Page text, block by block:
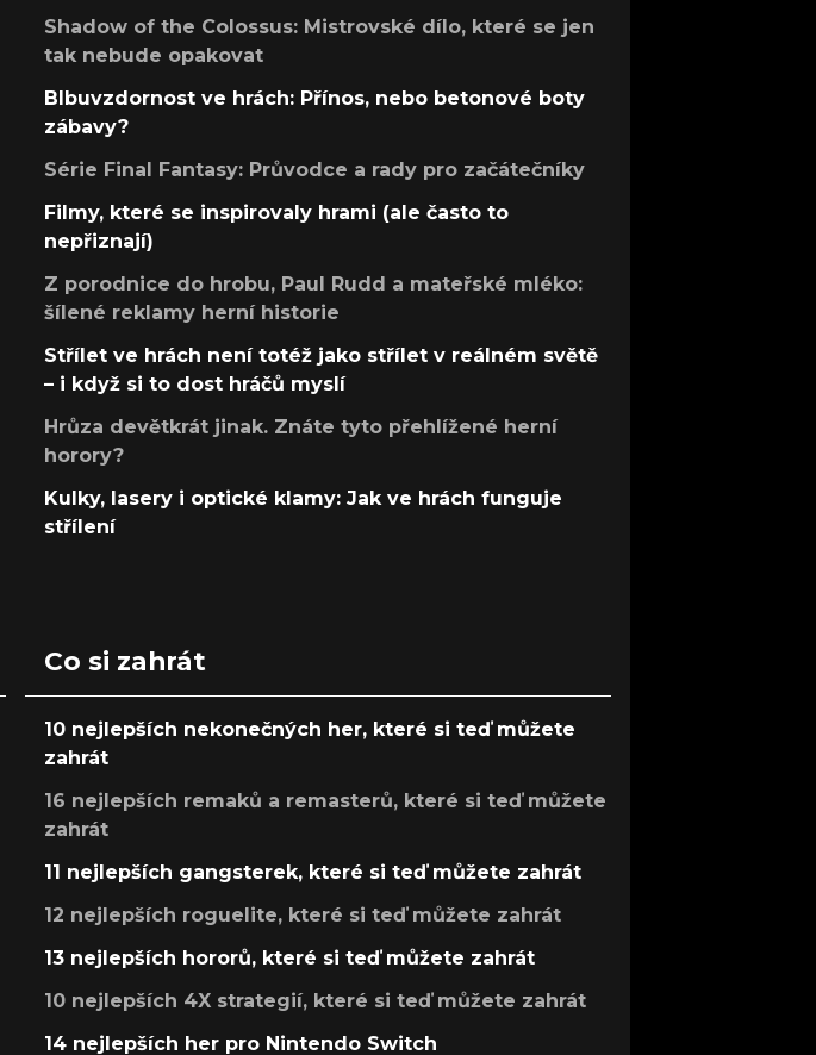
Shadow of the Colossus: Mistrovské dílo, které se jen
tak nebude opakovat
Blbuvzdornost ve hrách: Přínos, nebo betonové boty
zábavy?
Série Final Fantasy: Průvodce a rady pro začátečníky
Filmy, které se inspirovaly hrami (ale často to
nepřiznají)
Z porodnice do hrobu, Paul Rudd a mateřské mléko:
šílené reklamy herní historie
Střílet ve hrách není totéž jako střílet v reálném světě
– i když si to dost hráčů myslí
Hrůza devětkrát jinak. Znáte tyto přehlížené herní
horory?
Kulky, lasery i optické klamy: Jak ve hrách funguje
střílení
Co si zahrát
10 nejlepších nekonečných her, které si teď můžete
zahrát
16 nejlepších remaků a remasterů, které si teď můžete
zahrát
11 nejlepších gangsterek, které si teď můžete zahrát
12 nejlepších roguelite, které si teď můžete zahrát
13 nejlepších hororů, které si teď můžete zahrát
10 nejlepších 4X strategií, které si teď můžete zahrát
14 nejlepších her pro Nintendo Switch